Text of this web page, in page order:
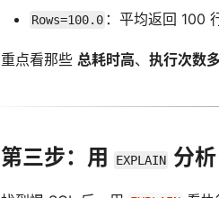
Rows=100.0 ：平均返回 100
重点看那些 总耗时高、 执行次数多
第三步：用 EXPLAIN 分